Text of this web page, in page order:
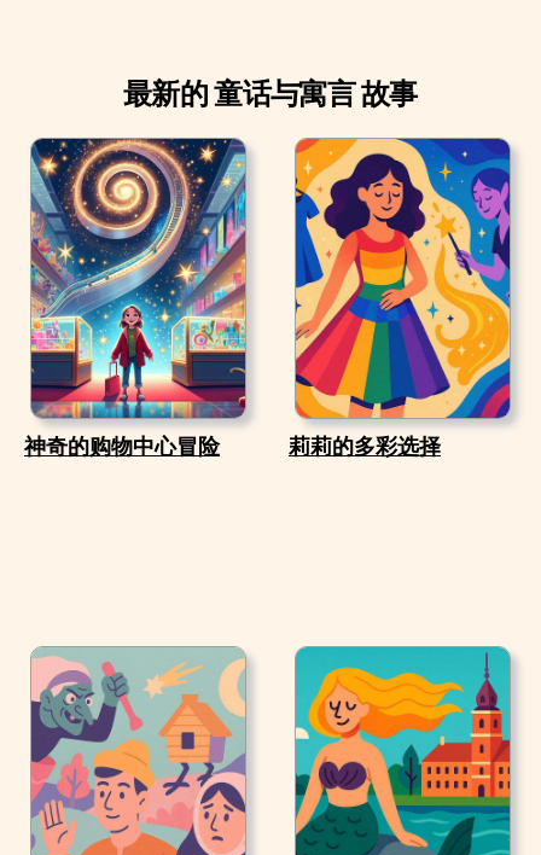
最新的 童话与寓言 故事
神奇的购物中心冒险 莉莉的多彩选择